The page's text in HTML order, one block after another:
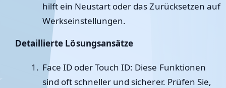
hilft ein Neustart oder das Zurücksetzen auf
Werkseinstellungen.
Detaillierte Lösungsansätze
Face ID oder Touch ID: Diese Funktionen
sind oft schneller und sicherer. Prüfen Sie,